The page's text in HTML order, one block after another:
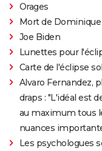
Orages
Mort de
Joe Biden
Lunettes pour
Carte de l'éclipse
Alvaro Fernandez,
draps : "L'idéal est
au maximum tous
nuances
Les psychologues